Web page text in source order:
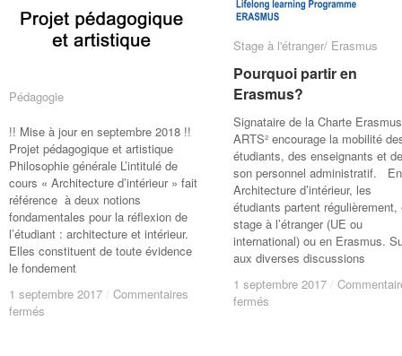
Stage à l'étranger/ Erasmus
Pourquoi partir en
Erasmus?
Signataire de la Charte
ARTS² encourage la mobilité
étudiants, des enseignants et de
son personnel administratif. En
Architecture d’intérieur, les
étudiants partent régulièrement,
stage à l’étranger (UE ou
international) ou en Erasmus.
aux diverses discussions
1 septembre 2017 /
fermés
Stage à l'étranger/ Erasmus
Pourquoi partir en
Erasmus?
1 septembre 2017 /
fermés
Pédagogie
!! Mise à jour en septembre 2018 !!
Projet pédagogique et artistique
Philosophie générale L’intitulé de
cours « Architecture d’intérieur » fait
référence à deux notions
fondamentales pour la réflexion de
l’étudiant : architecture et intérieur.
Elles constituent de toute évidence
le fondement
1 septembre 2017 / Commentaires
fermés
Pédagogie
1 septembre 2017 / Commentaires
fermés